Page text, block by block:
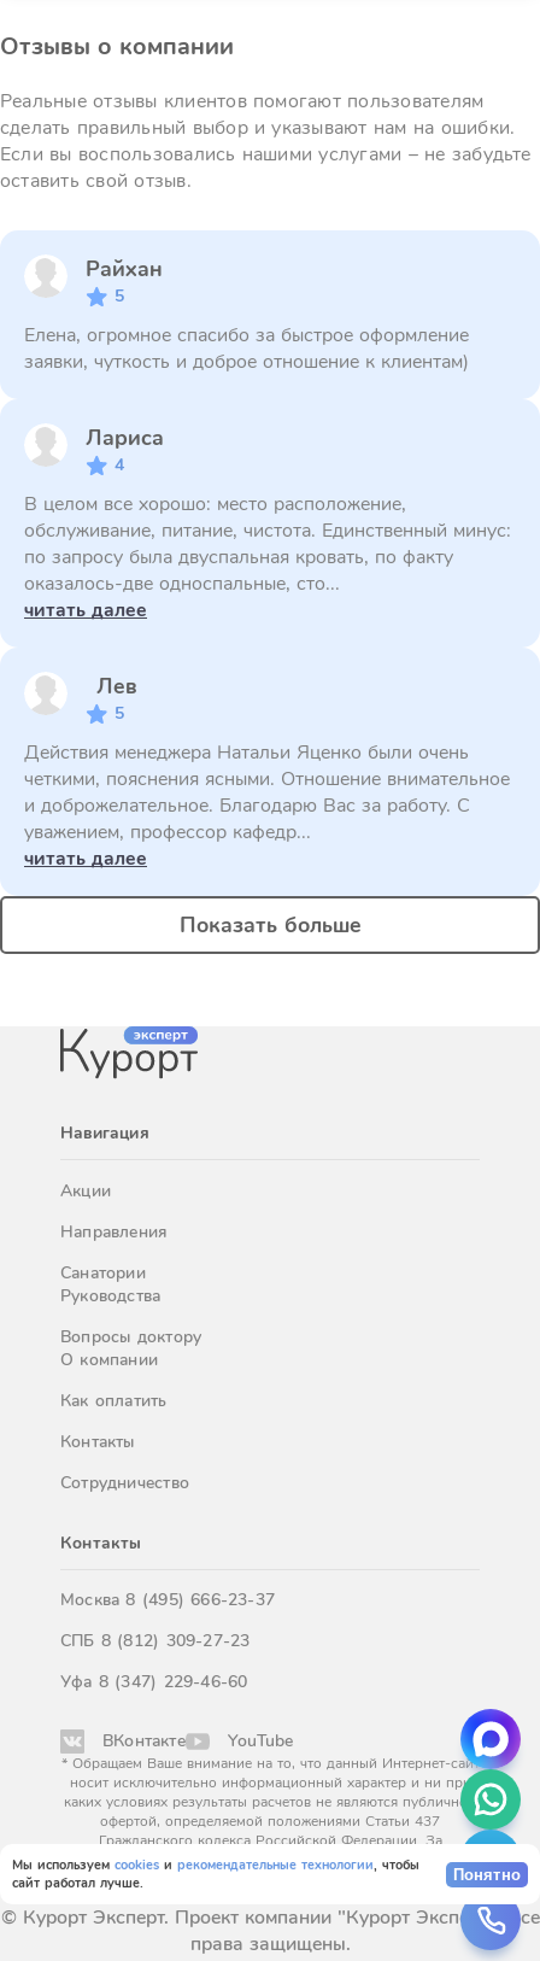
Мы используем cookies и рекомендательные технологии, чтобы
сайт работал лучше.
Понятно
Отзывы о компании
Реальные отзывы клиентов помогают пользователям
сделать правильный выбор и указывают нам на ошибки.
Если вы воспользовались нашими услугами – не забудьте
оставить свой отзыв.
Райхан
5
Елена, огромное спасибо за быстрое оформление
заявки, чуткость и доброе отношение к клиентам)
Лариса
4
В целом все хорошо: место расположение,
обслуживание, питание, чистота. Единственный минус:
по запросу была двуспальная кровать, по факту
оказалось-две односпальные, сто...
читать далее
Лев
5
Действия менеджера Натальи Яценко были очень
четкими, пояснения ясными. Отношение внимательное
и доброжелательное. Благодарю Вас за работу. С
уважением, профессор кафедр...
читать далее
Показать больше
Навигация
Акции
Направления
Санатории
Руководства
Вопросы доктору
О компании
Как оплатить
Контакты
Сотрудничество
Контакты
Москва8 (495) 666-23-37
СПБ 8 (812) 309-27-23
Уфа 8 (347) 229-46-60
ВКонтакте YouTube
* Обращаем Ваше внимание на то, что данный Интернет-сайт
носит исключительно информационный характер и ни при
каких условиях результаты расчетов не являются публичной
офертой, определяемой положениями Статьи 437
Гражданского кодекса Российской Федерации. За
окончательным расчетом обращайтесь к нашим менеджерам.
© Курорт Эксперт. Проект компании "Курорт Эксперт". Все
права защищены.